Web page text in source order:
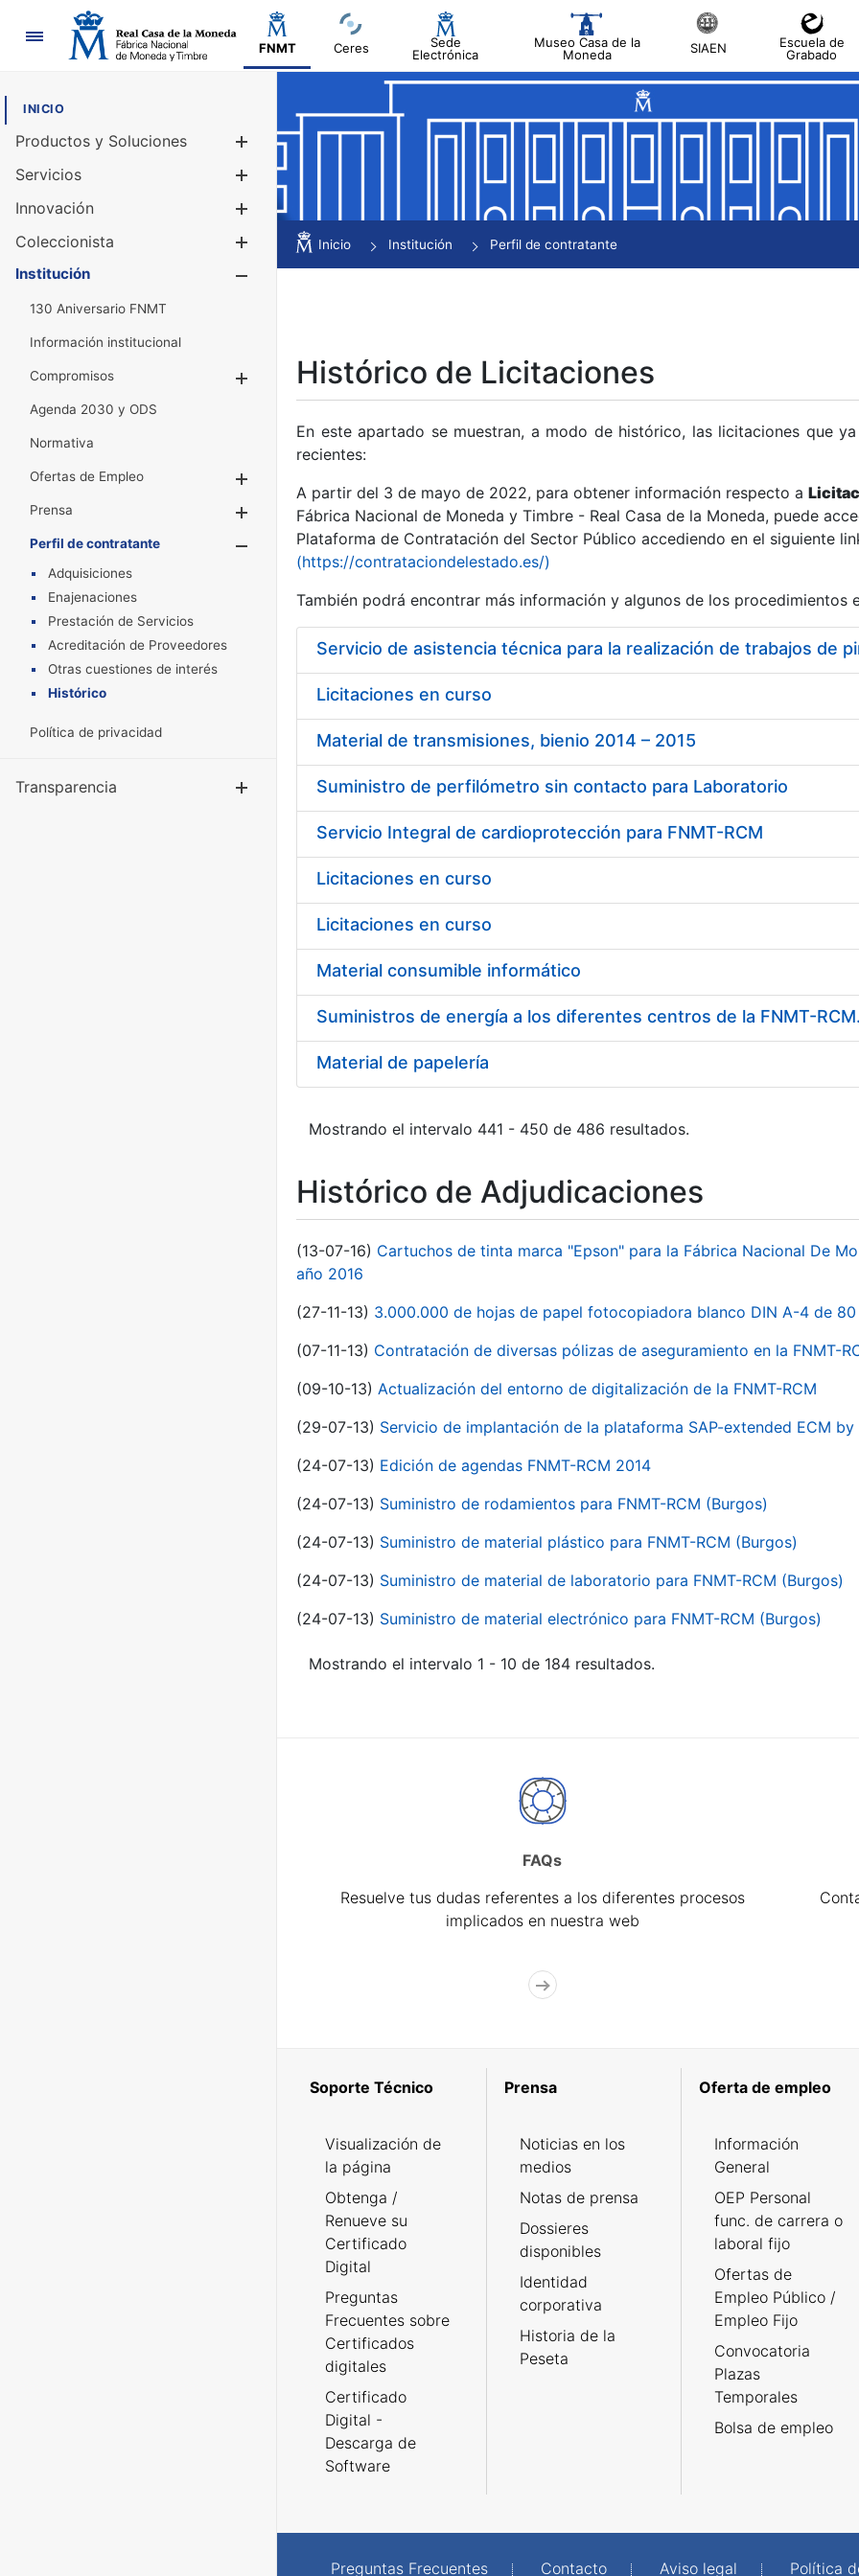
Navegación
FNMT Ceres
Sede
Electrónica
Museo Casa de la
Moneda
SIAEN
Escuela de
Grabado
INICIO
Productos y Soluciones
Mostrar/Ocultar
Servicios
Innovación
Coleccionista
Mostrar/Ocultar
Institución
130 Aniversario FNMT
Información institucional
Compromisos
Mostrar/Ocultar
Agenda 2030 y ODS
Normativa
Ofertas de Empleo
Prensa
Mostrar/Ocultar
Perfil de contratante
Mostrar/Ocultar
Adquisiciones
Enajenaciones
Prestación de Servicios
Acreditación de Proveedores
Otras cuestiones de interés
Histórico
Política de privacidad
Transparencia Mostrar/Ocultar
Inicio Institución Perfil de contratante
Histórico de Licitaciones
En este apartado se muestran, a modo de histórico, las licitaciones que
recientes:
A partir del 3 de mayo de 2022, para obtener información respecto a
Fábrica Nacional de Moneda y Timbre - Real Casa de la Moneda, puede
Plataforma de Contratación del Sector Público accediendo en el siguiente
(https://contrataciondelestado.es/)
También podrá encontrar más información y algunos de los procedimientos
Licitaciones en curso
Material de transmisiones, bienio 2014 – 2015
Suministro de perfilómetro sin contacto para Laboratorio
Servicio Integral de cardioprotección para FNMT-RCM
Licitaciones en curso
Licitaciones en curso
Material consumible informático
Suministros de energía a los diferentes centros de la FNMT-
Material de papelería
Mostrando el intervalo 441 - 450 de 486 resultados.
Histórico de Adjudicaciones
(13-07-16) Cartuchos de tinta marca "Epson" para la Fábrica Nacional De
año 2016
(27-11-13) 3.000.000 de hojas de papel fotocopiadora blanco DIN A-4 de 80
(07-11-13) Contratación de diversas pólizas de aseguramiento en la FNMT-
(09-10-13) Actualización del entorno de digitalización de la FNMT-RCM
(29-07-13) Servicio de implantación de la plataforma SAP-extended ECM by
(24-07-13) Edición de agendas FNMT-RCM 2014
(24-07-13) Suministro de rodamientos para FNMT-RCM (Burgos)
(24-07-13) Suministro de material plástico para FNMT-RCM (Burgos)
(24-07-13) Suministro de material de laboratorio para FNMT-RCM (Burgos)
(24-07-13) Suministro de material electrónico para FNMT-RCM (Burgos)
Mostrando el intervalo 1 - 10 de 184 resultados.
FAQs
Resuelve tus dudas referentes a los diferentes procesos
implicados en nuestra web
Soporte Técnico
Visualización de
la página
Obtenga /
Renueve su
Certificado
Digital
Preguntas
Frecuentes sobre
Certificados
digitales
Certificado
Digital -
Descarga de
Software
Prensa
Noticias en los
medios
Notas de prensa
Dossieres
disponibles
Identidad
corporativa
Historia de la
Peseta
Oferta de empleo
Información
General
OEP Personal
func. de carrera o
laboral fijo
Ofertas de
Empleo Público /
Empleo Fijo
Convocatoria
Plazas
Temporales
Bolsa de empleo
Preguntas Frecuentes Contacto Aviso legal Política